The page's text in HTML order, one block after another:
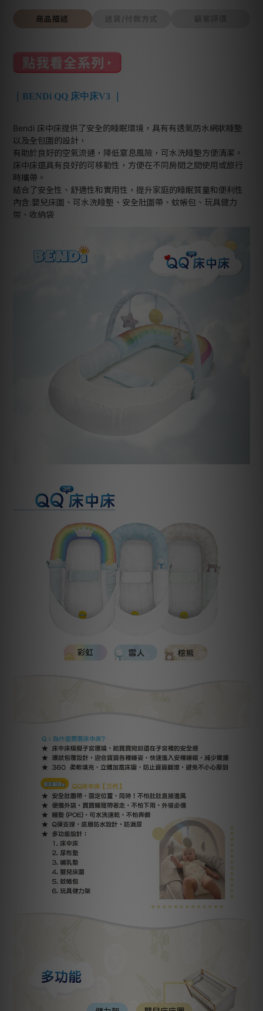
商品描述
｜BENDi QQ 床中床V3 ｜
Bendi 床中床提供了安全的睡眠環境，具有有透氣防水網狀睡墊
以及全包圍的設計，
有助於良好的空氣流通，降低窒息風險，可水洗睡墊方便清潔。
床中床還具有良好的可移動性，方便在不同房間之間使用或旅行
時攜帶。
結合了安全性、舒適性和實用性，提升家庭的睡眠質量和便利性
內含:嬰兒床圍、可水洗睡墊、安全肚圍帶、蚊帳包、玩具健力
架、收納袋